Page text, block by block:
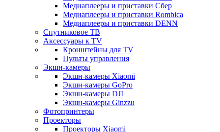
Медиаплееры и приставки Сбер
Медиаплееры и приставки Rombica
Медиаплееры и приставки DENN
Спутниковое ТВ
Аксессуары к TV
Кронштейны для TV
Пульты управления
Экшн-камеры
Экшн-камеры Xiaomi
Экшн-камеры GoPro
Экшн-камеры DJI
Экшн-камеры Ginzzu
Фотопринтеры
Проекторы
Проекторы Xiaomi